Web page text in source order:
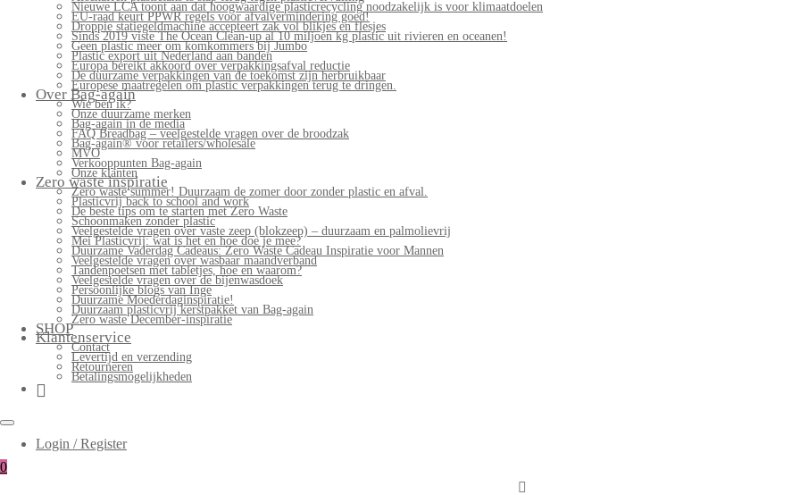
Nieuwe LCA toont aan dat hoogwaardige plasticrecycling noodzakelijk is voor klimaatdoelen
EU-raad keurt PPWR regels voor afvalvermindering goed!
Droppie statiegeldmachine accepteert zak vol blikjes en flesjes
Sinds 2019 viste The Ocean Clean-up al 10 miljoen kg plastic uit rivieren en oceanen!
Geen plastic meer om komkommers bij Jumbo
Plastic export uit Nederland aan banden
Europa bereikt akkoord over verpakkingsafval reductie
De duurzame verpakkingen van de toekomst zijn herbruikbaar
Europese maatregelen om plastic verpakkingen terug te dringen.
Over Bag-again
Wie ben ik?
Onze duurzame merken
Bag-again in de media
FAQ Breadbag – veelgestelde vragen over de broodzak
Bag-again® voor retailers/wholesale
MVO
Verkooppunten Bag-again
Onze klanten
Zero waste inspiratie
Zero waste summer! Duurzaam de zomer door zonder plastic en afval.
Plasticvrij back to school and work
De beste tips om te starten met Zero Waste
Schoonmaken zonder plastic
Veelgestelde vragen over vaste zeep (blokzeep) – duurzaam en palmolievrij
Mei Plasticvrij: wat is het en hoe doe je mee?
Duurzame Vaderdag Cadeaus: Zero Waste Cadeau Inspiratie voor Mannen
Veelgestelde vragen over wasbaar maandverband
Tandenpoetsen met tabletjes, hoe en waarom?
Veelgestelde vragen over de bijenwasdoek
Persoonlijke blogs van Inge
Duurzame Moederdaginspiratie!
Duurzaam plasticvrij kerstpakket van Bag-again
Zero waste December-inspiratie
SHOP
Klantenservice
Contact
Levertijd en verzending
Retourneren
Betalingsmogelijkheden
Login / Register
0